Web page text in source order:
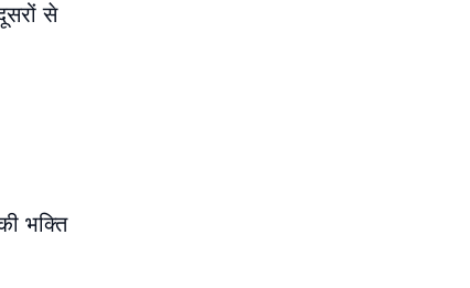
से
भक्ति